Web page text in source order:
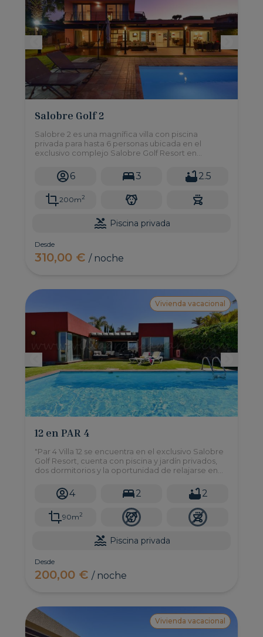
Salobre Golf 2
Salobre 2 es una magnífica villa con piscina
privada para hasta 6 personas ubicada en el
exclusivo complejo Salobre Golf Resort en
jardín, barbacoa y todo lo necesario para disfrutar
de una experiencia vacacional inmejorable.
6 3 2.5
200m2
Piscina privada
Desde
310,00 €/ noche
Vivienda vacacional
12 en PAR 4
"Par 4 Villa 12 se encuentra en el exclusivo Salobre
Golf Resort, cuenta con piscina y jardín privados,
dos dormitorios y la oportunidad de relajarse en
4 2 2
90m2
Piscina privada
Desde
200,00 €/ noche
Vivienda vacacional